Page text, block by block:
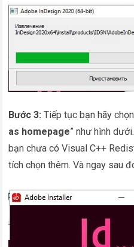
Bước 3: Tiếp tục bạn hãy chọn
as homepage” như hình
bạn chưa có Visual C++
tích chọn thêm. Và ngay sau